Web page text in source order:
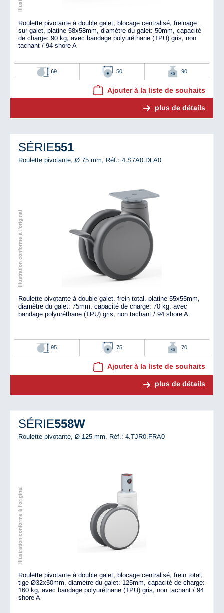
Roulette pivotante à double galet, blocage centralisé, freinage
sur galet, platine 58x58mm, diamètre du galet: 50mm, capacité
de charge: 90 kg, avec bandage polyuréthane (TPU) gris, non
tachant / 94 shore A
69 50 90
Ajouter à la liste de souhaits
plus de détails
SÉRIE551
Roulette pivotante, Ø 75 mm, Réf.: 4.S7A0.DLA0
Illustration conforme à l'original
Roulette pivotante à double galet, frein total, platine 55x55mm,
diamètre du galet: 75mm, capacité de charge: 70 kg, avec
bandage polyuréthane (TPU) gris, non tachant / 94 shore A
95 75 70
Ajouter à la liste de souhaits
plus de détails
SÉRIE558W
Roulette pivotante, Ø 125 mm, Réf.: 4.TJR0.FRA0
Illustration conforme à l'original
Roulette pivotante à double galet, blocage centralisé, frein total,
tige Ø32x50mm, diamètre du galet: 125mm, capacité de charge:
160 kg, avec bandage polyuréthane (TPU) gris, non tachant / 94
shore A